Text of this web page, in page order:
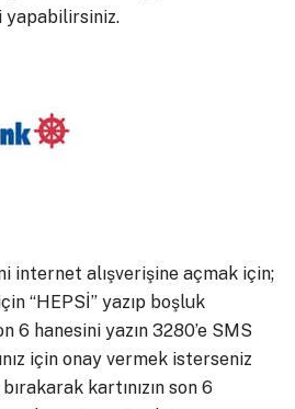
yapabilirsiniz.
internet alışverişine açmak için;
“HEPSİ” yazıp boşluk
6 hanesini yazın 3280’e SMS
için onay vermek isterseniz
kartınızın son 6